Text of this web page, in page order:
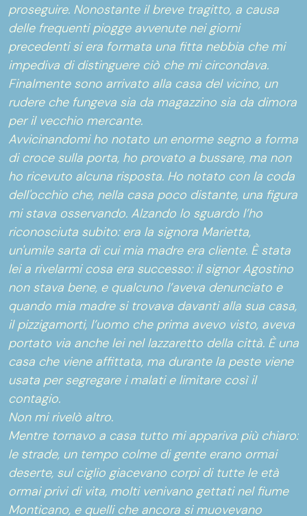
proseguire. Nonostante il breve tragitto, a causa
delle frequenti piogge avvenute nei giorni
precedenti si era formata una fitta nebbia che mi
impediva di distinguere ciò che mi circondava.
Finalmente sono arrivato alla casa del vicino, un
rudere che fungeva sia da magazzino sia da dimora
per il vecchio mercante.
Avvicinandomi ho notato un enorme segno a forma
di croce sulla porta, ho provato a bussare, ma non
ho ricevuto alcuna risposta. Ho notato con la coda
dell'occhio che, nella casa poco distante, una figura
mi stava osservando. Alzando lo sguardo l’ho
riconosciuta subito: era la signora Marietta,
un'umile sarta di cui mia madre era cliente. È stata
lei a rivelarmi cosa era successo: il signor Agostino
non stava bene, e qualcuno l’aveva denunciato e
quando mia madre si trovava davanti alla sua casa,
il pizzigamorti, l’uomo che prima avevo visto, aveva
portato via anche lei nel lazzaretto della città. È una
casa che viene affittata, ma durante la peste viene
usata per segregare i malati e limitare così il
contagio.
Non mi rivelò altro.
Mentre tornavo a casa tutto mi appariva più chiaro:
le strade, un tempo colme di gente erano ormai
deserte, sul ciglio giacevano corpi di tutte le età
ormai privi di vita, molti venivano gettati nel fiume
Monticano, e quelli che ancora si muovevano